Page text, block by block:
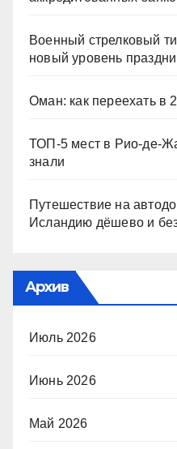
Военный стрелковый
новый уровень
Оман: как переехать в
ТОП-5 мест в Рио-де-
знали
Путешествие на
Исландию дёшево и
Архив
Июль 2026
Июнь 2026
Май 2026